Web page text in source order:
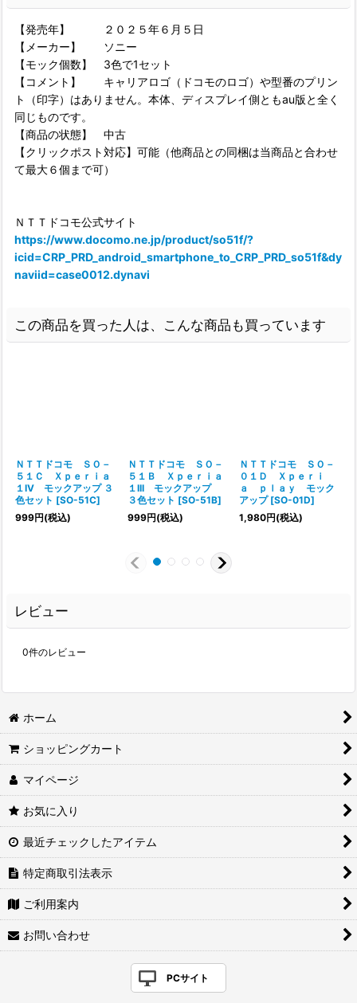
【発売年】 ２０２５年６月５日
【メーカー】 ソニー
【モック個数】 3色で1セット
【コメント】 キャリアロゴ（ドコモのロゴ）や型番のプリン
ト（印字）はありません。本体、ディスプレイ側ともau版と全く
同じものです。
【商品の状態】 中古
【クリックポスト対応】可能（他商品との同梱は当商品と合わせ
て最大６個まで可）
ＮＴＴドコモ公式サイト
https://www.docomo.ne.jp/product/so51f/?
icid=CRP_PRD_android_smartphone_to_CRP_PRD_so51f&dy
naviid=case0012.dynavi
この商品を買った人は、こんな商品も買っています
ＮＴＴドコモ ＳＯ－
５１Ｃ Ｘｐｅｒｉａ
１IV モックアップ ３
色セット [SO-51C]
999円(税込)
ＮＴＴドコモ ＳＯ－
５１Ｂ Ｘｐｅｒｉａ
１III モックアップ
３色セット [SO-51B]
999円(税込)
ＮＴＴドコモ ＳＯ－
０１Ｄ Ｘｐｅｒｉ
ａ ｐｌａｙ モック
アップ [SO-01D]
1,980円(税込)
レビュー
0件のレビュー
ホーム
ショッピングカート
マイページ
お気に入り
最近チェックしたアイテム
特定商取引法表示
ご利用案内
お問い合わせ
PCサイト